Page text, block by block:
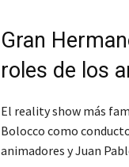
Gran
roles de los
El reality show más
Bolocco como
animadores y Juan